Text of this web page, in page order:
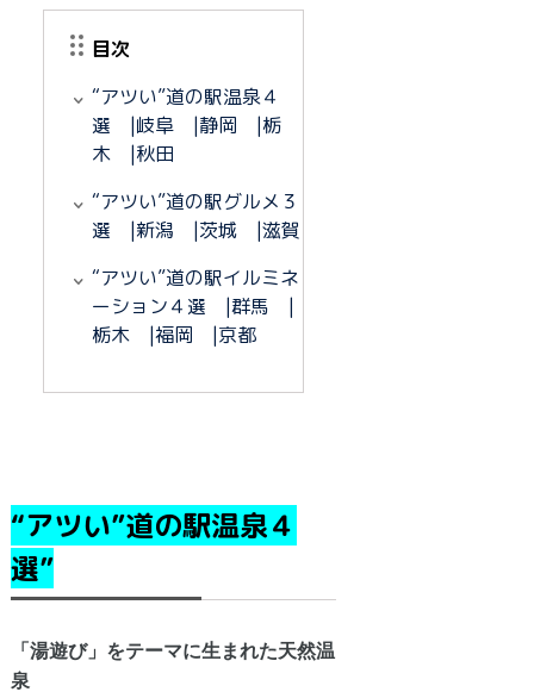
目次
“アツい”道の駅温泉４
選 |岐阜 |静岡 |栃
木 |秋田
“アツい”道の駅グルメ３
選 |新潟 |茨城 |滋賀
“アツい”道の駅イルミネ
ーション４選 |群馬 |
栃木 |福岡 |京都
“アツい”道の駅温泉４
選”
「湯遊び」をテーマに生まれた天然温
泉